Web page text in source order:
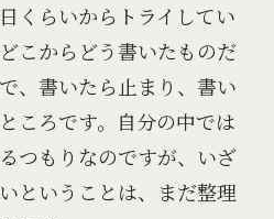
くらいからトライしてい
こからどう書いたものだ
、書いたら止まり、書い
ころです。自分の中では
つもりなのですが、いざ
ということは、まだ整理